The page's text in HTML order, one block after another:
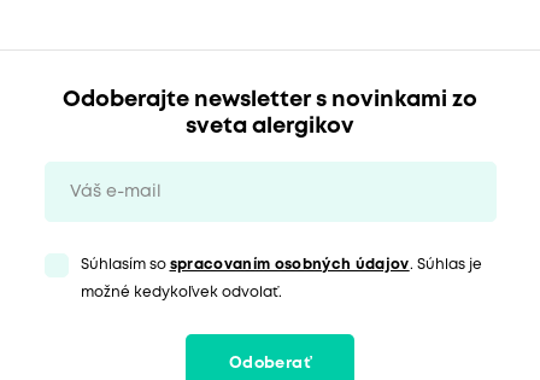
Odoberajte newsletter s novinkami zo
sveta alergikov
Súhlasím so spracovaním osobných údajov. Súhlas je
možné kedykoľvek odvolať.
Odoberať